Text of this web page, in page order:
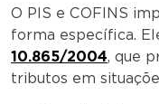
O PIS e COFINS
forma específica.
10.865/2004, que
tributos em